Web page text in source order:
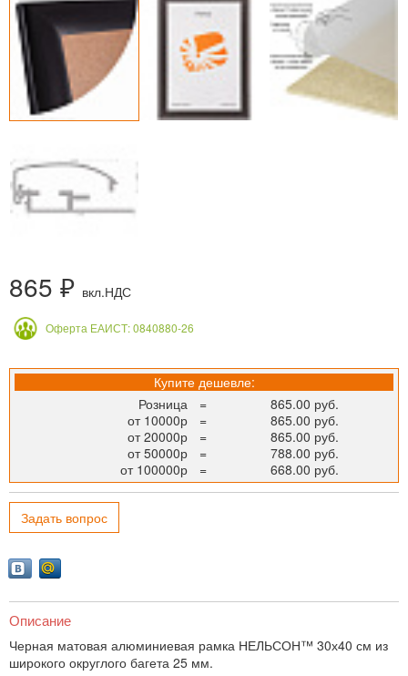
865 ₽ вкл.НДС
Оферта ЕАИСТ: 0840880-26
Купите дешевле:
Розница
=
865.00 руб.
от 10000р
=
865.00 руб.
от 20000р
=
865.00 руб.
от 50000р
=
788.00 руб.
от 100000р
= 668.00 руб.
Задать вопрос
Описание
Черная матовая алюминиевая рамка НЕЛЬСОН™ 30х40 см из
широкого округлого багета 25 мм.